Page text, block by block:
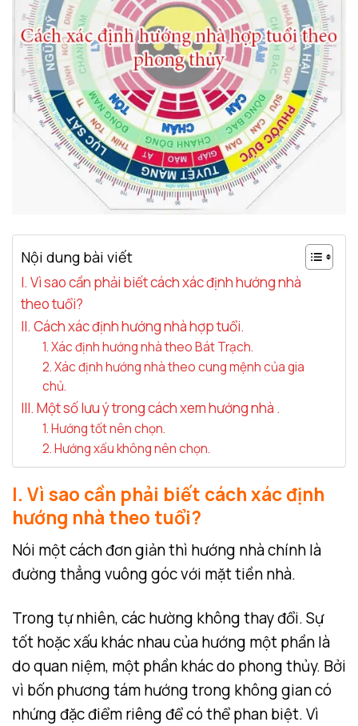
Nội dung bài viết
I. Vì sao cần phải biết cách xác định hướng nhà
theo tuổi?
II. Cách xác định hướng nhà hợp tuổi.
1. Xác định hướng nhà theo Bát Trạch.
2. Xác định hướng nhà theo cung mệnh của gia
chủ.
III. Một số lưu ý trong cách xem hướng nhà .
1. Hướng tốt nên chọn.
2. Hướng xấu không nên chọn.
I. Vì sao cần phải biết cách xác định
hướng nhà theo tuổi?
Nói một cách đơn giản thì hướng nhà chính là
đường thẳng vuông góc với mặt tiền nhà.
Trong tự nhiên, các hường không thay đổi. Sự
tốt hoặc xấu khác nhau của hướng một phần là
do quan niệm, một phần khác do phong thủy. Bởi
vì bốn phương tám hướng trong không gian có
nhứng đặc điểm riêng để có thể phan biệt. Vì